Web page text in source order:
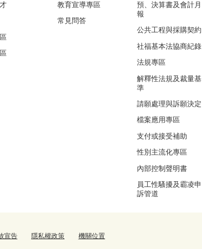
教育宣導專區
常見問答
預、決算書及會計月
報
公共工程與採購契約
社福基本法協商紀錄
法規專區
解釋性法規及裁量基
準
請願處理與訴願決定
檔案應用專區
支付或接受補助
性別主流化專區
內部控制聲明書
員工性騷擾及霸凌申
訴管道
宣告 隱私權政策 機關位置